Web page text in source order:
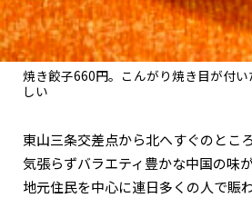
おすすめのイベント
焼き餃子660円。こんがり焼き目が付
しい
東山三条交差点から北へすぐのとこ
気張らずバラエティ豊かな中国の味
地元住民を中心に連日多くの人で賑